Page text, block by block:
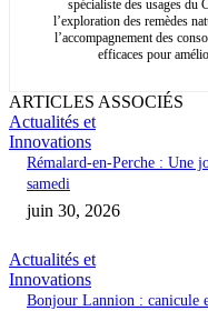
spécialiste des usages du
l’exploration des remèdes
l’accompagnement des
efficaces pour
ARTICLES ASSOCIÉS
Actualités et
Innovations
Rémalard-en-Perche : Une
samedi
juin 30, 2026
Actualités et
Innovations
Bonjour Lannion : canicule